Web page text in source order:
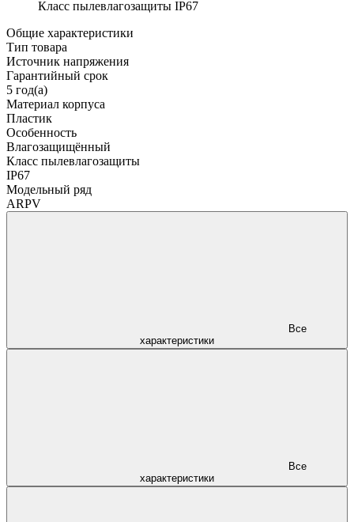
Класс пылевлагозащиты IP67
Общие характеристики
Тип товара
Источник напряжения
Гарантийный срок
5 год(а)
Материал корпуса
Пластик
Особенность
Влагозащищённый
Класс пылевлагозащиты
IP67
Модельный ряд
ARPV
характеристики
характеристики